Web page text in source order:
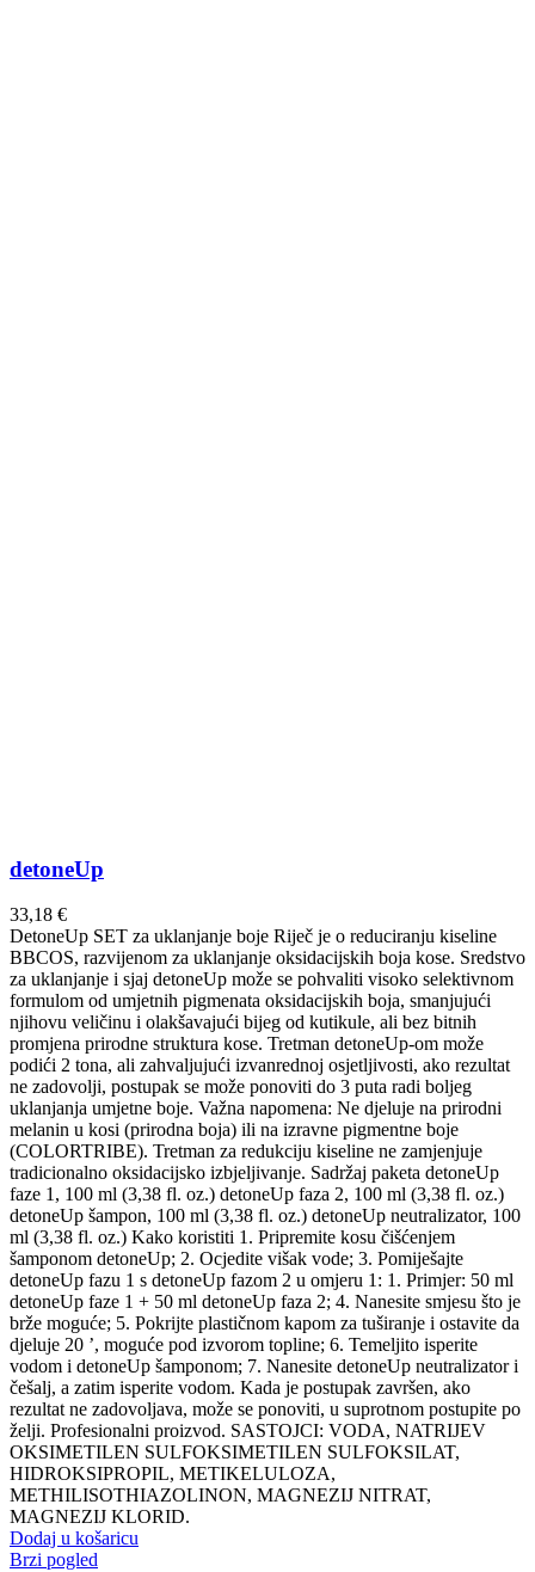
detoneUp
33,18 €
DetoneUp SET za uklanjanje boje Riječ je o reduciranju kiseline
BBCOS, razvijenom za uklanjanje oksidacijskih boja kose. Sredstvo
za uklanjanje i sjaj detoneUp može se pohvaliti visoko selektivnom
formulom od umjetnih pigmenata oksidacijskih boja, smanjujući
njihovu veličinu i olakšavajući bijeg od kutikule, ali bez bitnih
promjena prirodne struktura kose. Tretman detoneUp-om može
podići 2 tona, ali zahvaljujući izvanrednoj osjetljivosti, ako rezultat
ne zadovolji, postupak se može ponoviti do 3 puta radi boljeg
uklanjanja umjetne boje. Važna napomena: Ne djeluje na prirodni
melanin u kosi (prirodna boja) ili na izravne pigmentne boje
(COLORTRIBE). Tretman za redukciju kiseline ne zamjenjuje
tradicionalno oksidacijsko izbjeljivanje. Sadržaj paketa detoneUp
faze 1, 100 ml (3,38 fl. oz.) detoneUp faza 2, 100 ml (3,38 fl. oz.)
detoneUp šampon, 100 ml (3,38 fl. oz.) detoneUp neutralizator, 100
ml (3,38 fl. oz.) Kako koristiti 1. Pripremite kosu čišćenjem
šamponom detoneUp; 2. Ocjedite višak vode; 3. Pomiješajte
detoneUp fazu 1 s detoneUp fazom 2 u omjeru 1: 1. Primjer: 50 ml
detoneUp faze 1 + 50 ml detoneUp faza 2; 4. Nanesite smjesu što je
brže moguće; 5. Pokrijte plastičnom kapom za tuširanje i ostavite da
djeluje 20 ’, moguće pod izvorom topline; 6. Temeljito isperite
vodom i detoneUp šamponom; 7. Nanesite detoneUp neutralizator i
češalj, a zatim isperite vodom. Kada je postupak završen, ako
rezultat ne zadovoljava, može se ponoviti, u suprotnom postupite po
želji. Profesionalni proizvod. SASTOJCI: VODA, NATRIJEV
OKSIMETILEN SULFOKSIMETILEN SULFOKSILAT,
HIDROKSIPROPIL, METIKELULOZA,
METHILISOTHIAZOLINON, MAGNEZIJ NITRAT,
MAGNEZIJ KLORID.
Dodaj u košaricu
Brzi pogled